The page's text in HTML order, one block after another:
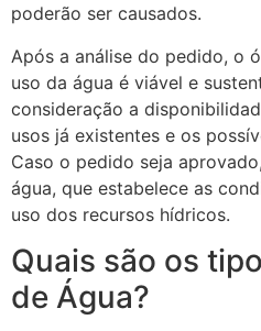
poderão ser causados.
Após a análise do pedido, o
uso da água é viável e
consideração a
usos já existentes e os
Caso o pedido seja
água, que estabelece as
uso dos recursos hídricos.
Quais são os
de Água?